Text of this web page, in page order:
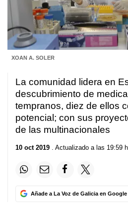
XOAN A. SOLER
La comunidad lidera en
descubrimiento de
tempranos, diez de ellos
potencial; con sus
de las multinacionales
10 oct 2019 . Actualizado a las 19:59 h.
Añade a La Voz de Galicia en Google